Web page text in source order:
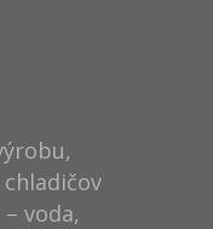
voda,